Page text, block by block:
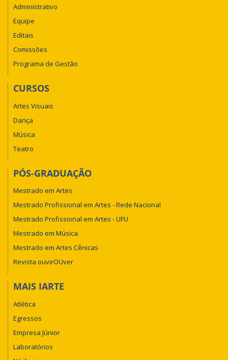
Administrativo
Equipe
Editais
Comissões
Programa de Gestão
CURSOS
Artes Visuais
Dança
Música
Teatro
PÓS-GRADUAÇÃO
Mestrado em Artes
Mestrado Profissional em Artes - Rede Nacional
Mestrado Profissional em Artes - UFU
Mestrado em Música
Mestrado em Artes Cênicas
Revista ouvirOUver
MAIS IARTE
Atlética
Egressos
Empresa Júnior
Laboratórios